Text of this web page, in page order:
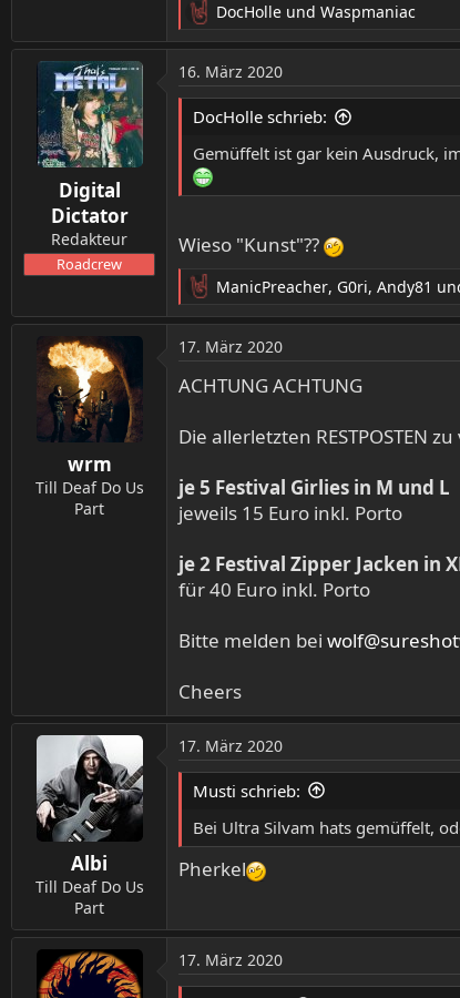
R
e
a
k
t
o
n
e
DocHolle und Waspmaniac
Digital
Dictator
Redakteur
Roadcrew
16. März 2020
DocHolle schrieb:
Gemüffelt ist gar kein Ausdruck,
Wieso "Kunst"??
R
e
a
k
t
n
n
:
ManicPreacher, G0ri, Andy81
wrm
Till Deaf Do Us
Part
17. März 2020
ACHTUNG ACHTUNG
Die allerletzten RESTPOSTEN
je 5 Festival Girlies in M und L
jeweils 15 Euro inkl. Porto
je 2 Festival Zipper Jacken in
für 40 Euro inkl. Porto
Bitte melden bei
Cheers
Albi
Till Deaf Do Us
Part
17. März 2020
Musti schrieb:
Bei Ultra Silvam hats gemüffelt,
Pherkel
17. März 2020